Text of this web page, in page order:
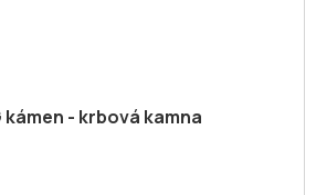
kámen - krbová kamna